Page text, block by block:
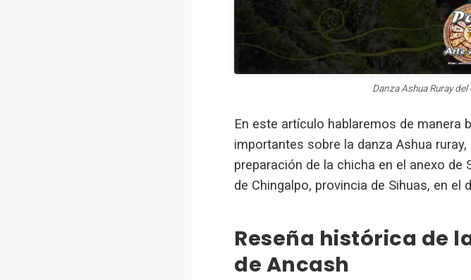
Danza Ashua Ruray
En este artículo hablaremos de manera
importantes sobre la danza Ashua
preparación de la chicha en el anexo
de Chingalpo, provincia de Sihuas, en el
Reseña histórica de
de Ancash